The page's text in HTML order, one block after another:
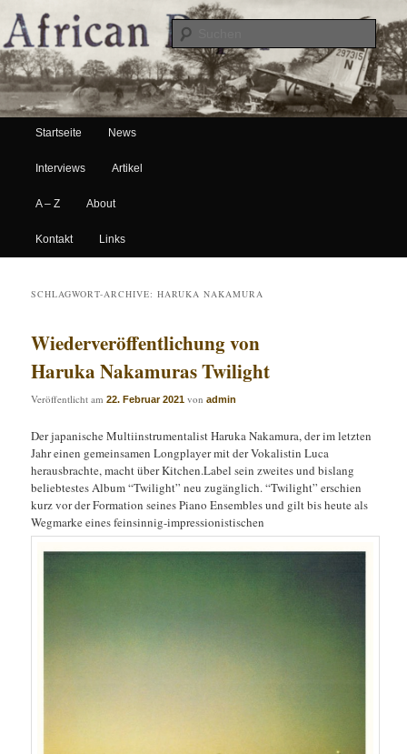
African Paper
Hauptmenü
Zum Inhalt wechseln
Zum sekundären Inhalt wechseln
Startseite News
Interviews Artikel
A – Z About
Kontakt Links
SCHLAGWORT-ARCHIVE:HARUKA NAKAMURA
Wiederveröffentlichung von
Haruka Nakamuras Twilight
Veröffentlicht am22. Februar 2021 vonadmin
Der japanische Multiinstrumentalist Haruka Nakamura, der im letzten
Jahr einen gemeinsamen Longplayer mit der Vokalistin Luca
herausbrachte, macht über Kitchen.Label sein zweites und bislang
beliebtestes Album “Twilight” neu zugänglich. “Twilight” erschien
kurz vor der Formation seines Piano Ensembles und gilt bis heute als
Wegmarke eines feinsinnig-impressionistischen